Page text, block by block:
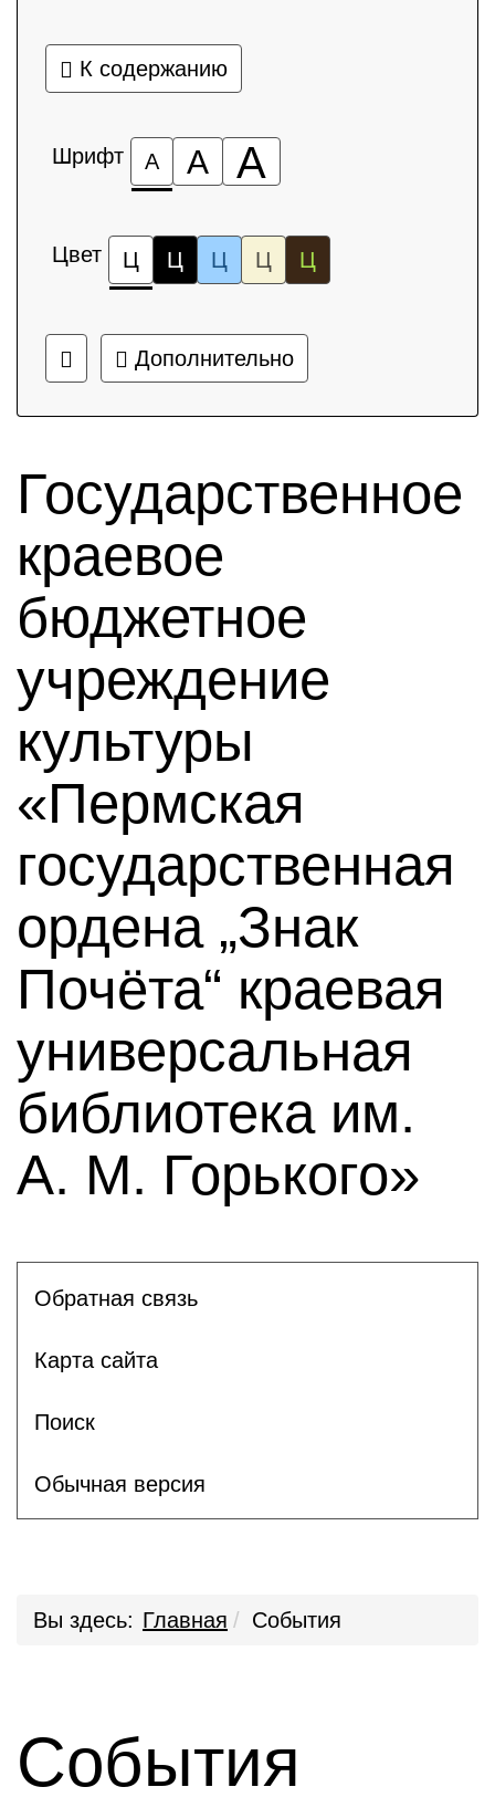
К содержанию
Шрифт А А А
Цвет Ц Ц Ц Ц Ц
Дополнительно
Государственное
краевое
бюджетное
учреждение
культуры
«Пермская
государственная
ордена „Знак
Почёта“ краевая
универсальная
библиотека им.
А. М. Горького»
Обратная связь
Карта сайта
Поиск
Обычная версия
Вы здесь: Главная События
События